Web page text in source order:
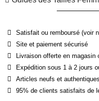
Satisfait ou remboursé (voir
Site et paiement sécurisé
Livraison offerte en magasin
Expédition sous 1 à 2 jours
Articles neufs et authentiques
95% de clients satisfaits de